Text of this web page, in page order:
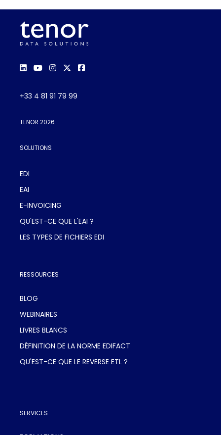
+33 4 81 91 79 99
TENOR 2026
SOLUTIONS
EDI
EAI
E-INVOICING
QU'EST-CE QUE L'EAI ?
LES TYPES DE FICHIERS EDI
RESSOURCES
BLOG
WEBINAIRES
LIVRES BLANCS
DÉFINITION DE LA NORME EDIFACT
QU'EST-CE QUE LE REVERSE ETL ?
SERVICES